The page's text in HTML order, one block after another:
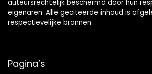
auteursrechtelijk beschermd door hun
eigenaren. Alle geciteerde inhoud is
respectievelijke bronnen.
Pagina’s